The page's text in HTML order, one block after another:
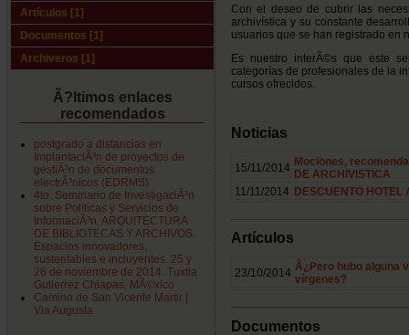
Artículos [1]
Documentos [1]
Archiveros [1]
Ã?ltimos enlaces
recomendados
postgrado a distancias en
ImplantaciÃ³n de proyectos de
gestiÃ³n de documentos
electrÃ³nicos (EDRMS)
4to. Seminario de InvestigaciÃ³n
sobre Políticas y Servicios de
InformaciÃ³n. ARQUITECTURA
DE BIBLIOTECAS Y ARCHIVOS.
Espacios innovadores,
sustentables e incluyentes. 25 y
26 de noviembre de 2014. Tuxtla
Gutierrez Chiapas, MÃ©xico
Camino de San Vicente Martir |
Via Augusta
Con el deseo de cubrir las
archivística y su constante
usuarios que se han registrado en
Es nuestro interÃ©s que este
categorías de profesionales de la
cursos ofrecidos.
Noticias
15/11/2014 Mociones,
DE ARCHIVISTICA
11/11/2014 DESCUENTO HOTEL
Artículos
23/10/2014 Â¿Pero hubo alguna
vírgenes?
Documentos